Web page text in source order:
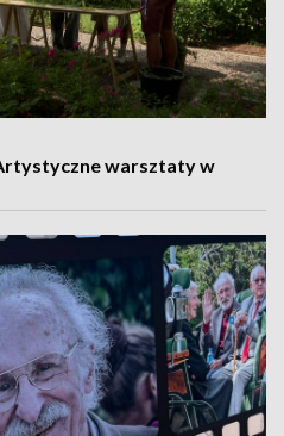
warsztaty w